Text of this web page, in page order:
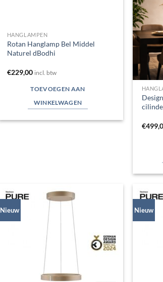
HANGLAMPEN
Rotan Hanglamp Bel Middel
Naturel dBodhi
€229,00 incl. btw
TOEVOEGEN AAN
WINKELWAGEN
€
Nieuw Nieuw